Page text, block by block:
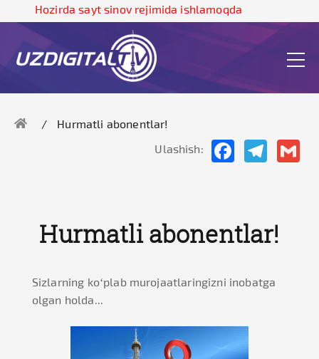
Hozirda sayt sinov rejimida ishlamoqda
Hurmatli abonentlar!
Ulashish:
FacebookTelegram
Hurmatli abonentlar!
Sizlarning ko‘plab murojaatlaringizni inobatga
olgan holda...